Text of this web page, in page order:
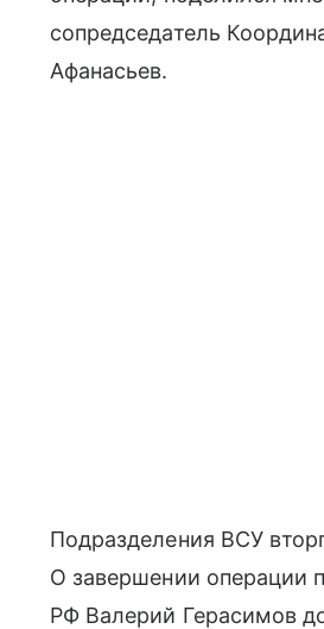
сопредседатель
Афанасьев.
Подразделения ВСУ
О завершении операции
РФ Валерий Герасимов